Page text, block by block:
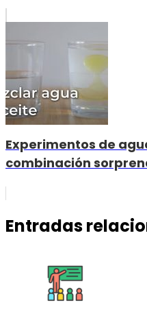
Experimentos de
combinación
Entradas